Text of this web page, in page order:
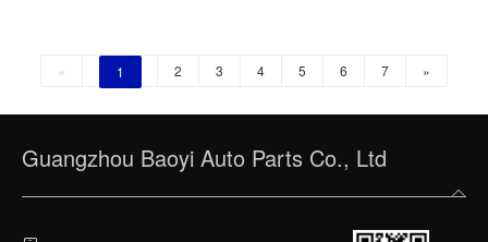
« 1 2 3 4 5 6 7 »
Guangzhou Baoyi Auto Parts Co., Ltd